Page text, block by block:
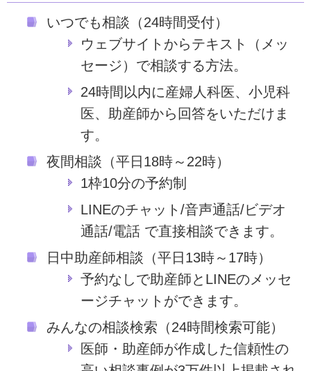
いつでも相談（24時間受付）
ウェブサイトからテキスト（メッ
セージ）で相談する方法。
24時間以内に産婦人科医、小児科
医、助産師から回答をいただけま
す。
夜間相談（平日18時～22時）
1枠10分の予約制
LINEのチャット/音声通話/ビデオ
通話/電話 で直接相談できます。
日中助産師相談（平日13時～17時）
予約なしで助産師とLINEのメッセ
ージチャットができます。
みんなの相談検索（24時間検索可能）
医師・助産師が作成した信頼性の